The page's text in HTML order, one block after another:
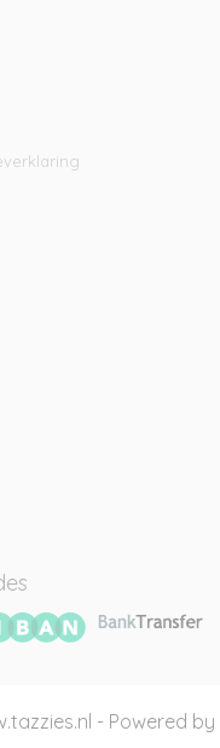
- Powered by